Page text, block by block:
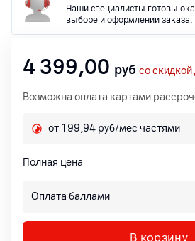
Наши специалисты готовы
выборе и оформлении заказа.
4 399,00 руб со скидкой
Возможна оплата картами
от 199,94 руб/мес частями
Полная цена
Оплата баллами
В корзину